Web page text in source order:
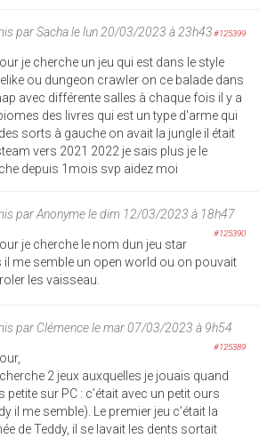
parSachale lun 20/03/2023 à 23h43#125399
je cherche un jeu qui est dans le style
ou dungeon crawler on ce balade dans
avec différente salles à chaque fois il y a
des livres qui est un type d'arme qui
sorts à gauche on avait la jungle il était
vers 2021 2022 je sais plus je le
depuis 1mois svp aidez moi
parAnonymele dim 12/03/2023 à 18h47
#125390
je cherche le nom dun jeu star
il me semble un open world ou on pouvait
les vaisseau.
par Clémencele mar 07/03/2023 à 9h54
#125389
2 jeux auxquelles je jouais quand
petite sur PC : c’était avec un petit ours
il me semble). Le premier jeu c’était la
de Teddy, il se lavait les dents sortait